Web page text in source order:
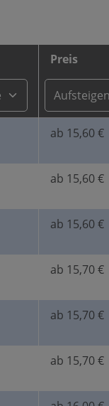
Preis
ab 15,60 €
ab 15,60 €
ab 15,60 €
ab 15,70 €
ab 15,70 €
ab 15,70 €